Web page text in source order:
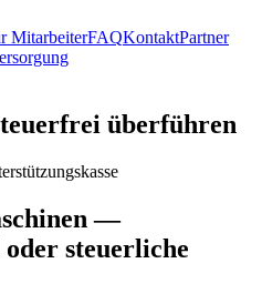
MitarbeiterFAQKontaktPartner
überführen
—
steuerliche